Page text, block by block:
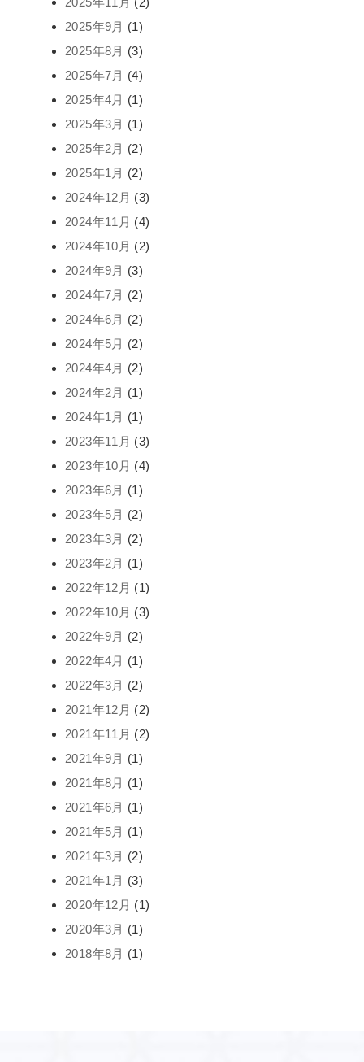
2025年9月 (1)
2025年8月 (3)
2025年7月 (4)
2025年4月 (1)
2025年3月 (1)
2025年2月 (2)
2025年1月 (2)
2024年12月 (3)
2024年11月 (4)
2024年10月 (2)
2024年9月 (3)
2024年7月 (2)
2024年6月 (2)
2024年5月 (2)
2024年4月 (2)
2024年2月 (1)
2024年1月 (1)
2023年11月 (3)
2023年10月 (4)
2023年6月 (1)
2023年5月 (2)
2023年3月 (2)
2023年2月 (1)
2022年12月 (1)
2022年10月 (3)
2022年9月 (2)
2022年4月 (1)
2022年3月 (2)
2021年12月 (2)
2021年11月 (2)
2021年9月 (1)
2021年8月 (1)
2021年6月 (1)
2021年5月 (1)
2021年3月 (2)
2021年1月 (3)
2020年12月 (1)
2020年3月 (1)
2018年8月 (1)